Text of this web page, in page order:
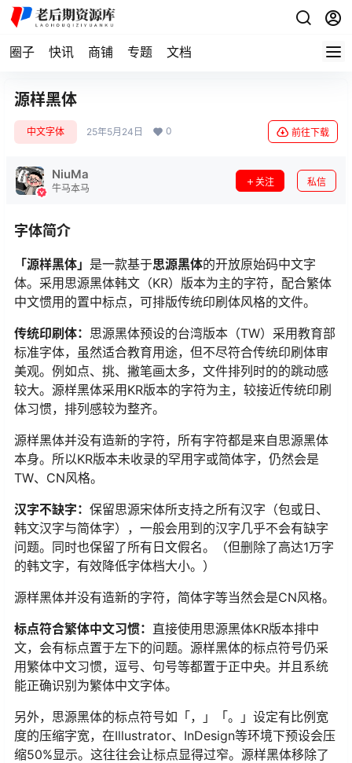
圈子 快讯 商铺 专题 文档
源样黑体
中文字体 25年5月24日 0 前往下载
NiuMa
牛马本马
关注 私信
字体简介
「源样黑体」 是一款基于思源黑体的开放原始码中文字
体。采用思源黑体韩文（KR）版本为主的字符，配合繁体
中文惯用的置中标点，可排版传统印刷体风格的文件。
传统印刷体： 思源黑体预设的台湾版本（TW）采用教育部
标准字体，虽然适合教育用途，但不尽符合传统印刷体审
美观。例如点、挑、撇笔画太多，文件排列时的的跳动感
较大。源样黑体采用KR版本的字符为主，较接近传统印刷
体习惯，排列感较为整齐。
源样黑体并没有造新的字符，所有字符都是来自思源黑体
本身。所以KR版本未收录的罕用字或简体字，仍然会是
TW、CN风格。
汉字不缺字： 保留思源宋体所支持之所有汉字（包或日、
韩文汉字与简体字），一般会用到的汉字几乎不会有缺字
问题。同时也保留了所有日文假名。（但删除了高达1万字
的韩文字，有效降低字体档大小。）
源样黑体并没有造新的字符，简体字等当然会是CN风格。
标点符合繁体中文习惯： 直接使用思源黑体KR版本排中
文，会有标点置于左下的问题。源样黑体的标点符号仍采
用繁体中文习惯，逗号、句号等都置于正中央。并且系统
能正确识别为繁体中文字体。
另外，思源黑体的标点符号如「，」「。」设定有比例宽
度的压缩字宽，在Illustrator、InDesign等环境下预设会压
缩50%显示。这往往会让标点显得过窄。源样黑体移除了